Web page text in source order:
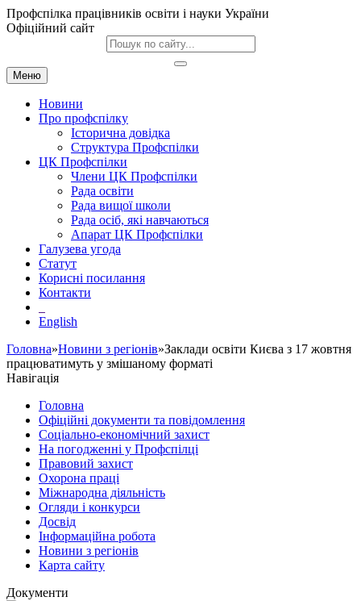
Профспілка працівників освіти і науки України
Офіційний сайт
Меню
Новини
Про профспілку
Історична довідка
Структура Профспілки
ЦК Профспілки
Члени ЦК Профспілки
Рада освіти
Рада вищої школи
Рада осіб, які навчаються
Апарат ЦК Профспілки
Галузева угода
Статут
Корисні посилання
Контакти
English
Головна»Новини з регіонів»Заклади освіти Києва з 17 жовтня
працюватимуть у змішаному форматі
Навігація
Головна
Офіційні документи та повідомлення
Соціально-економічний захист
На погодженні у Профспілці
Правовий захист
Охорона праці
Міжнародна діяльність
Огляди і конкурси
Досвід
Інформаційна робота
Новини з регіонів
Карта сайту
Документи